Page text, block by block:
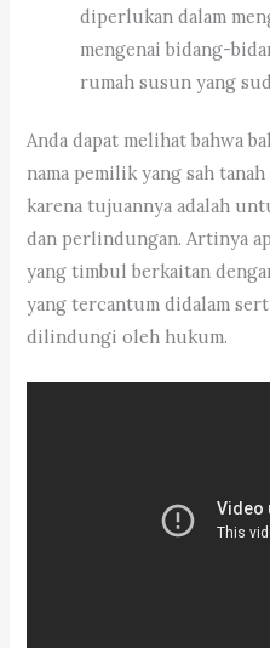
diperlukan dalam
mengenai bidang-
rumah susun yang
Anda dapat melihat bahwa
nama pemilik yang sah
karena tujuannya adalah
dan perlindungan. Artinya
yang timbul berkaitan
yang tercantum didalam
dilindungi oleh hukum.